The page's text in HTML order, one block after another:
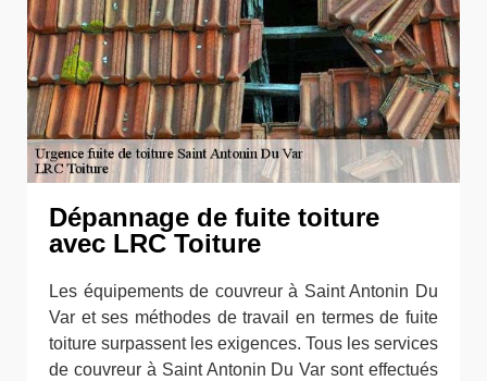
Dépannage de fuite toiture
avec LRC Toiture
Les équipements de couvreur à Saint Antonin Du
Var et ses méthodes de travail en termes de fuite
toiture surpassent les exigences. Tous les services
de couvreur à Saint Antonin Du Var sont effectués